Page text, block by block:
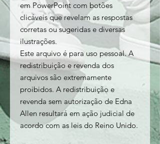
em PowerPoint com botões
clicáveis que revelam as respostas
corretas ou sugeridas e diversas
ilustrações.
Este arquivo é para uso pessoal. A
redistribuição e revenda dos
arquivos são extremamente
proibidos. A redistribuição e
revenda sem autorização de Edna
Allen resultará em ação judicial de
acordo com as leis do Reino Unido.